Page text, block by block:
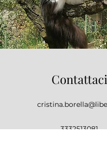
Contattaci
3332513081